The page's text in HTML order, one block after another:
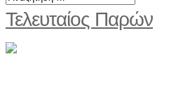
Τελευταίος Παρών